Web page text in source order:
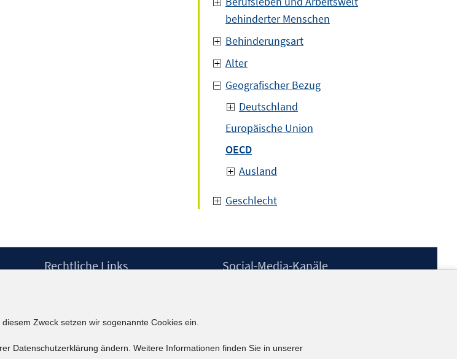
behinderter Menschen
Behinderungsart
Alter
Geografischer Bezug
Deutschland
Europäische Union
OECD
Ausland
Geschlecht
Rechtliche Links
Erklärung zur Barrierefreiheit
Social-Media-Kanäle
kununu
Zweck setzen wir sogenannte Cookies ein.
Datenschutzerklärung ändern. Weitere Informationen finden Sie in unserer